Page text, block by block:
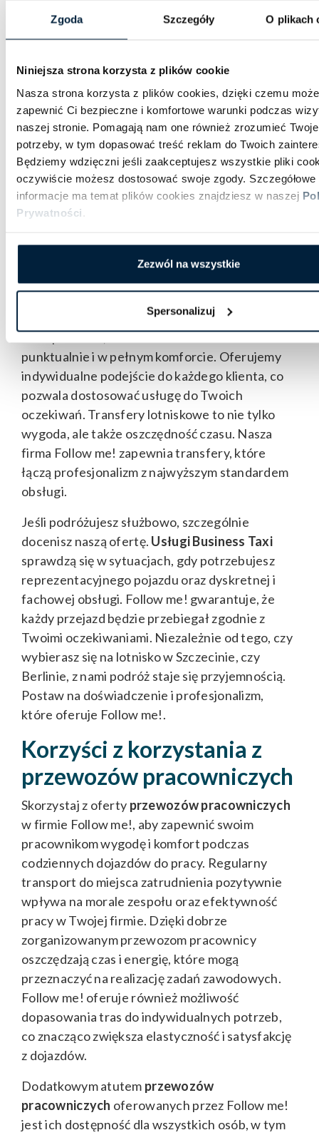
Zgoda Szczegóły O plikach
Niniejsza strona korzysta z plików cookie
Nasza strona korzysta z plików cookies, dzięki czemu
zapewnić Ci bezpieczne i komfortowe warunki podczas
naszej stronie. Pomagają nam one również zrozumieć Twoje
potrzeby, w tym dopasować treść reklam do Twoich
Będziemy wdzięczni jeśli zaakceptujesz wszystkie pliki
oczywiście możesz dostosować swoje zgody. Szczegółowe
informacje ma temat plików cookies znajdziesz w naszej
Prywatności
Zezwól na wszystkie
Spersonalizuj
Skorzystaj z naszego
wynajmu autokarów i
busów, aby cieszyć się wygodą oraz spokojem
podróż z lotniska i na lotnisko staje się
przyjemnością, której warto doświadczyć. Nasze
zaangażowanie w jakość usług oraz elastyczne
podejście do Twoich potrzeb to nasz sposób na
budowanie zaufania i profesjonalizmu.
Jak wybrać najlepszą opcję
transferu na lotnisko?
Wybierając najlepszą opcjętransferu
lotniskowego na Szczecin i Berlin, warto
zastanowić się nad swoimi potrzebami. Jeżeli
mogą być idealnym wyborem. Dzięki nim
masz pewność, że dotrzesz na lotnisko
punktualnie i w pełnym komforcie. Oferujemy
indywidualne podejście do każdego klienta, co
pozwala dostosować usługę do Twoich
oczekiwań. Transfery lotniskowe to nie tylko
wygoda, ale także oszczędność czasu. Nasza
firma Follow me! zapewnia transfery, które
łączą profesjonalizm z najwyższym standardem
obsługi.
Jeśli podróżujesz służbowo, szczególnie
docenisz naszą ofertę. Usługi Business Taxi
sprawdzą się w sytuacjach, gdy potrzebujesz
reprezentacyjnego pojazdu oraz dyskretnej i
fachowej obsługi. Follow me! gwarantuje, że
każdy przejazd będzie przebiegał zgodnie z
Twoimi oczekiwaniami. Niezależnie od tego, czy
wybierasz się na lotnisko w Szczecinie, czy
Berlinie, z nami podróż staje się przyjemnością.
Postaw na doświadczenie i profesjonalizm,
które oferuje Follow me!.
Korzyści z korzystania z
przewozów pracowniczych
Skorzystaj z oferty przewozów pracowniczych
w firmie Follow me!, aby zapewnić swoim
pracownikom wygodę i komfort podczas
codziennych dojazdów do pracy. Regularny
transport do miejsca zatrudnienia pozytywnie
wpływa na morale zespołu oraz efektywność
pracy w Twojej firmie. Dzięki dobrze
zorganizowanym przewozom pracownicy
oszczędzają czas i energię, które mogą
przeznaczyć na realizację zadań zawodowych.
Follow me! oferuje również możliwość
dopasowania tras do indywidualnych potrzeb,
co znacząco zwiększa elastyczność i satysfakcję
z dojazdów.
Dodatkowym atutem przewozów
pracowniczych oferowanych przez Follow me!
jest ich dostępność dla wszystkich osób, w tym